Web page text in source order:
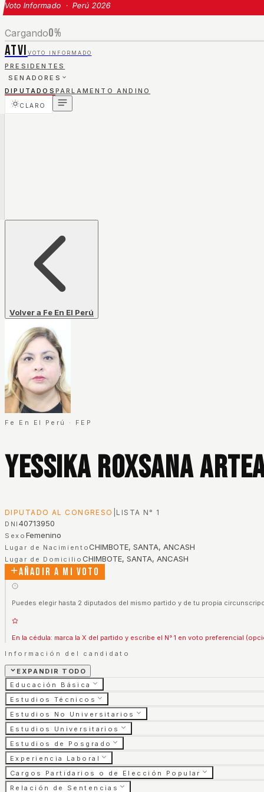
Voto Informado · Perú 2026
Cargando0%
ATVI VOTO INFORMADO
PRESIDENTES
SENADORES
DIPUTADOS PARLAMENTO ANDINO
CLARO
Volver a Fe En El Perú
Fe En El Perú · FEP
Yessika Roxsana
DIPUTADO AL CONGRESO LISTA N° 1
DNI 40713950
Sexo Femenino
Lugar de NacimientoCHIMBOTE, SANTA, ANCASH
Lugar de Domicilio CHIMBOTE, SANTA, ANCASH
Añadir a mi voto
Puedes elegir hasta 2 diputados del mismo partido y de tu propia
En la cédula: marca la X del partido y escribe el N° 1 en voto preferencial
Información del candidato
EXPANDIR TODO
Educación Básica
Estudios Técnicos
Estudios No Universitarios
Estudios Universitarios
Estudios de Posgrado
Experiencia Laboral
Cargos Partidarios o de Elección Popular
Relación de Sentencias